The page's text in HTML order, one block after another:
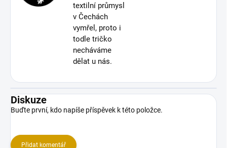
textilní průmysl
v Čechách
vymřel, proto i
todle tričko
necháváme
dělat u nás.
Diskuze
Buďte první, kdo napíše příspěvek k této položce.
Přidat komentář